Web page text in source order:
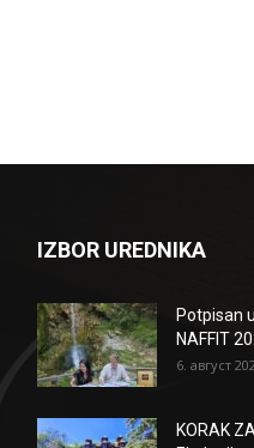
IZBOR UREDNIKA
Potpisan
NAFFIT
6. август
KORAK